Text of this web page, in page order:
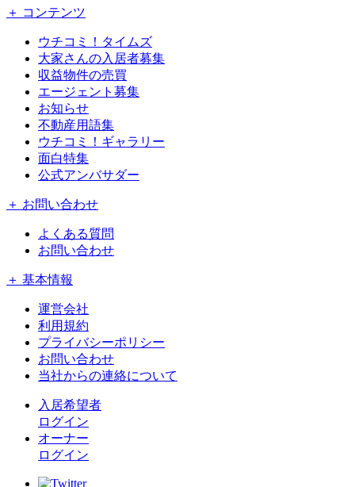
＋ コンテンツ
ウチコミ！タイムズ
大家さんの入居者募集
収益物件の売買
エージェント募集
お知らせ
不動産用語集
ウチコミ！ギャラリー
面白特集
公式アンバサダー
＋ お問い合わせ
よくある質問
お問い合わせ
＋ 基本情報
運営会社
利用規約
プライバシーポリシー
お問い合わせ
当社からの連絡について
入居希望者
ログイン
オーナー
ログイン